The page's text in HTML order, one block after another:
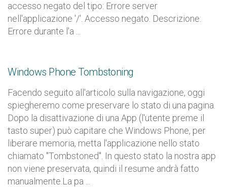
accesso negato del tipo: Errore server
nell'applicazione '/'. Accesso negato. Descrizione:
Errore durante l'a ...
Windows Phone Tombstoning
Facendo seguito all'articolo sulla navigazione, oggi
spiegheremo come preservare lo stato di una pagina.
Dopo la disattivazione di una App (l'utente preme il
tasto super) può capitare che Windows Phone, per
liberare memoria, metta l'applicazione nello stato
chiamato "Tombstoned". In questo stato la nostra app
non viene preservata, quindi il resume andrà fatto
manualmente.La pa ...